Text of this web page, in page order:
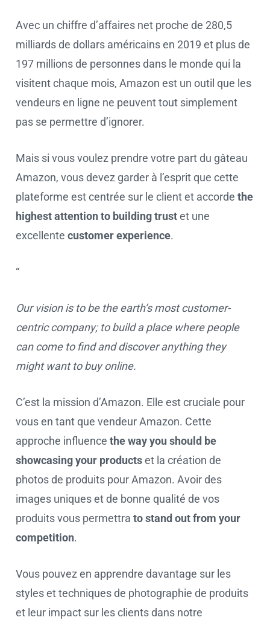
Avec un chiffre d’affaires net proche de 280,5
milliards de dollars américains en 2019 et plus de
197 millions de personnes dans le monde qui la
visitent chaque mois, Amazon est un outil que les
vendeurs en ligne ne peuvent tout simplement
pas se permettre d’ignorer.
Mais si vous voulez prendre votre part du gâteau
Amazon, vous devez garder à l’esprit que cette
plateforme est centrée sur le client et accorde the
highest attention to building trustet une
excellente customer experience.
“
Our vision is to be the earth’s most customer-
centric company; to build a place where people
can come to find and discover anything they
might want to buy online.
C’est la mission d’Amazon. Elle est cruciale pour
vous en tant que vendeur Amazon. Cette
approche influence the way you should be
showcasing your productset la création de
photos de produits pour Amazon. Avoir des
images uniques et de bonne qualité de vos
produits vous permettra to stand out from your
competition.
Vous pouvez en apprendre davantage sur les
styles et techniques de photographie de produits
et leur impact sur les clients dans notre